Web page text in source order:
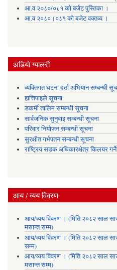
आ.व २०८०/०८१ को बजेट पुस्तिका ।
आ.व २०८०।०८१ को बजेट वक्तव्य ।
अडियाे ग्यालरी
व्यक्तिगत घटना दर्ता अभियान सम्बन्धी
हात्तिपाइले सूचना
डकर्मी तालिम सम्बन्धी सूचना
सार्वजनिक सुनुवाइ सम्बन्धी सूचना
परिवार नियोजन सम्बन्धी सूचना
सुरक्षीत गर्भपतन सम्बन्धी सूचना
राष्ट्रिय सडक अधिकारक्षेत्र किलयर
आय / व्यय विवरण
आय/व्यय विवरण । (मिति २०८२ साल
मसान्त सम्म)
आय/व्यय विवरण । (मिति २०८२ साल
सम्म)
आय/व्यय विवरण । (मिति २०८२ साल
मसान्त सम्म)